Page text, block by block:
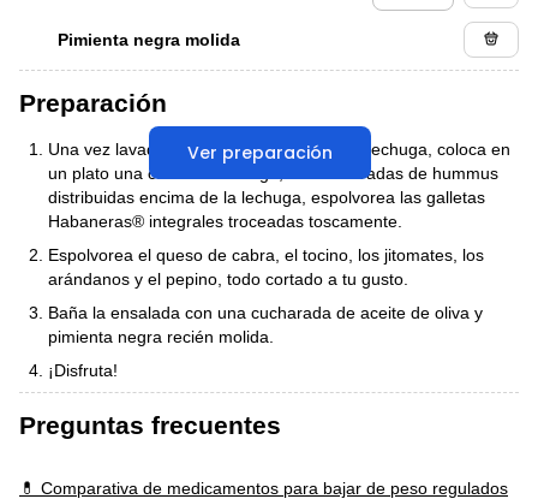
Pimienta negra molida
Ver preparación
Preparación
Una vez lavada y desinfectada, mezcla la lechuga, coloca en
un plato una cama de lechuga, las cucharadas de hummus
distribuidas encima de la lechuga, espolvorea las galletas
Habaneras® integrales troceadas toscamente.
Espolvorea el queso de cabra, el tocino, los jitomates, los
arándanos y el pepino, todo cortado a tu gusto.
Baña la ensalada con una cucharada de aceite de oliva y
pimienta negra recién molida.
¡Disfruta!
Preguntas frecuentes
💊 Comparativa de medicamentos para bajar de peso regulados